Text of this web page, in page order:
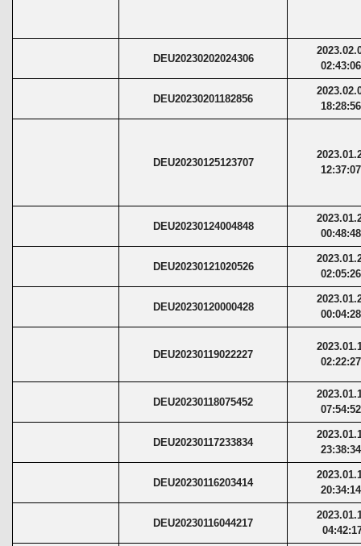
DEU20230202024306
DEU20230201182856
DEU20230125123707
DEU20230124004848
DEU20230121020526
DEU20230120000428
DEU20230119022227
DEU20230118075452
DEU20230117233834
DEU20230116203414
DEU20230116044217